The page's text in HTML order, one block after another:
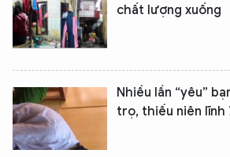
chất lượng xuống
Nhiều lần “yêu”
trọ, thiếu niên lĩnh